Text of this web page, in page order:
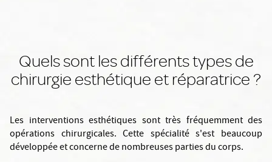
Quels sont les différents types de
chirurgie esthétique et réparatrice ?
Les interventions esthétiques sont très fréquemment des
opérations chirurgicales. Cette spécialité s'est beaucoup
développée et concerne de nombreuses parties du corps.